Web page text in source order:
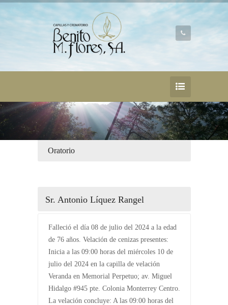
Oratorio
Sr. Antonio Líquez Rangel
Falleció el día 08 de julio del 2024 a la edad
de 76 años. Velación de cenizas presentes:
Inicia a las 09:00 horas del miércoles 10 de
julio del 2024 en la capilla de velación
Veranda en Memorial Perpetuo; av. Miguel
Hidalgo #945 pte. Colonia Monterrey Centro.
La velación concluye: A las 09:00 horas del